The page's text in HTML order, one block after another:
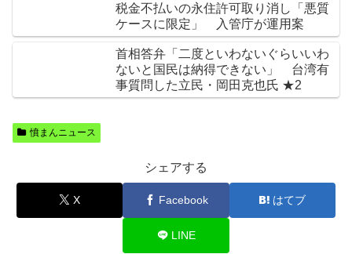
税金不払いの永住許可取り消し「悪質
ケースに限定」 入管庁が運用案
首相答弁「二度といわないぐらいいわ
ないと国民は納得できない」 台湾有
事質問した立民・岡田克也氏 ★2
憤まんニュース
シェアする
X Facebook はてブ
LINE